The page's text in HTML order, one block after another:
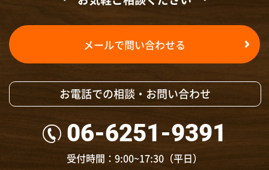
お電話での相談・お問い合わせ
06-6251-9391
受付時間：9:00~17:30（平日）
メールで問い合わせる